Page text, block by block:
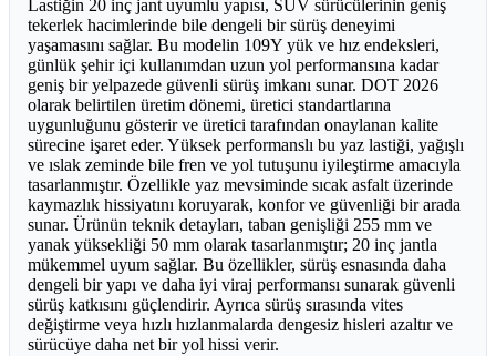
Lastiğin 20 inç jant uyumlu yapısı, SUV sürücülerinin geniş
tekerlek hacimlerinde bile dengeli bir sürüş deneyimi
yaşamasını sağlar. Bu modelin 109Y yük ve hız endeksleri,
günlük şehir içi kullanımdan uzun yol performansına kadar
geniş bir yelpazede güvenli sürüş imkanı sunar. DOT 2026
olarak belirtilen üretim dönemi, üretici standartlarına
uygunluğunu gösterir ve üretici tarafından onaylanan kalite
sürecine işaret eder. Yüksek performanslı bu yaz lastiği, yağışlı
ve ıslak zeminde bile fren ve yol tutuşunu iyileştirme amacıyla
tasarlanmıştır. Özellikle yaz mevsiminde sıcak asfalt üzerinde
kaymazlık hissiyatını koruyarak, konfor ve güvenliği bir arada
sunar. Ürünün teknik detayları, taban genişliği 255 mm ve
yanak yüksekliği 50 mm olarak tasarlanmıştır; 20 inç jantla
mükemmel uyum sağlar. Bu özellikler, sürüş esnasında daha
dengeli bir yapı ve daha iyi viraj performansı sunarak güvenli
sürüş katkısını güçlendirir. Ayrıca sürüş sırasında vites
değiştirme veya hızlı hızlanmalarda dengesiz hisleri azaltır ve
sürücüye daha net bir yol hissi verir.